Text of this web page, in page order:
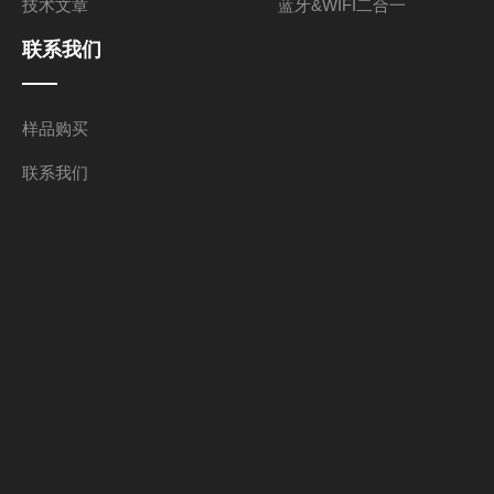
技术文章 蓝牙&WIFI二合一
联系我们
样品购买
联系我们